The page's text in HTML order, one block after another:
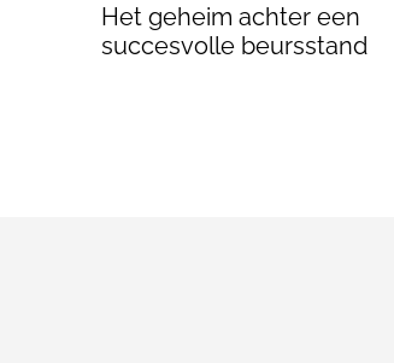
Het geheim achter een
succesvolle beursstand